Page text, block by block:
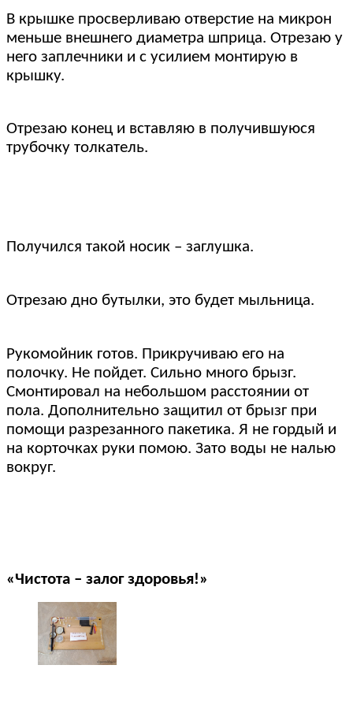
В крышке просверливаю отверстие на микрон
меньше внешнего диаметра шприца. Отрезаю у
него заплечники и с усилием монтирую в
крышку.
Отрезаю конец и вставляю в получившуюся
трубочку толкатель.
Получился такой носик – заглушка.
Отрезаю дно бутылки, это будет мыльница.
Рукомойник готов. Прикручиваю его на
полочку. Не пойдет. Сильно много брызг.
Смонтировал на небольшом расстоянии от
пола. Дополнительно защитил от брызг при
помощи разрезанного пакетика. Я не гордый и
на корточках руки помою. Зато воды не налью
вокруг.
«Чистота – залог здоровья!»